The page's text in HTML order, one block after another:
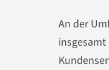
An der